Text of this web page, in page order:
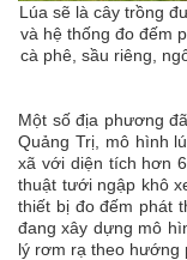
Lúa sẽ là cây trồng
và hệ thống đo đếm
cà phê, sầu riêng,
Một số địa phương
Quảng Trị, mô hình
xã với diện tích hơn
thuật tưới ngập khô
thiết bị đo đếm phát
đang xây dựng mô
lý rơm rạ theo hướng